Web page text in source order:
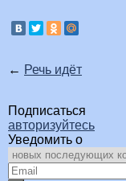
← Речь идёт
Подписаться
авторизуйтесь
Уведомить о